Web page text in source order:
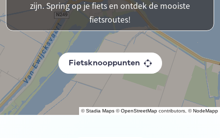
©Stadia Maps ©OpenStreetMap contributors, ©NodeMapp
zijn. Spring op je fiets en ontdek de mooiste
fietsroutes!
Fietsknooppunten